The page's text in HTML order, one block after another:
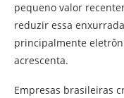
pequeno valor
reduzir essa
principalmente
acrescenta.
Empresas brasileiras